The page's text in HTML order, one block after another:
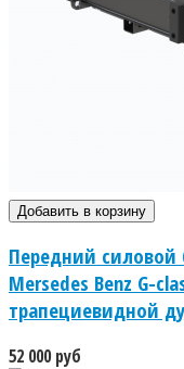
Передний
Mersedes Benz G-
трапециевидной
52 000 руб